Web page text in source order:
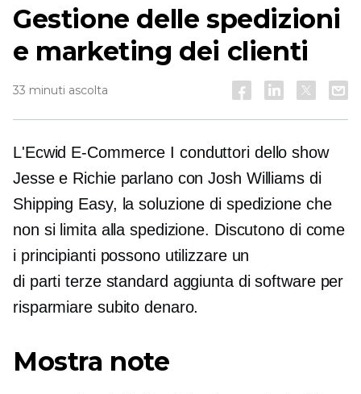
Gestione delle spedizioni
e marketing dei clienti
33 minuti ascolta
L'Ecwid E-Commerce I conduttori dello show
Jesse e Richie parlano con Josh Williams di
Shipping Easy, la soluzione di spedizione che
non si limita alla spedizione. Discutono di come
i principianti possono utilizzare un
di parti terze standard aggiunta di software per
risparmiare subito denaro.
Mostra note